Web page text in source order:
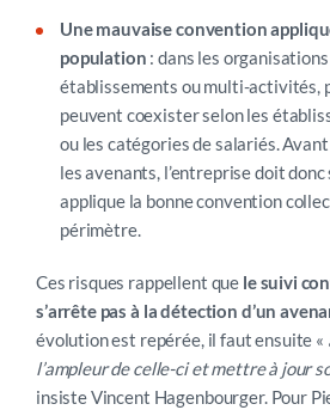
Une mauvaise convention
population : dans les
établissements ou multi-activités,
peuvent coexister selon les
ou les catégories de salariés.
les avenants, l’entreprise doit donc
applique la bonne convention
périmètre.
Ces risques rappellent que le suivi
s’arrête pas à la détection d’un
évolution est repérée, il faut ensuite «
l’ampleur de celle-ci et mettre à jour
insiste Vincent Hagenbourger. Pour